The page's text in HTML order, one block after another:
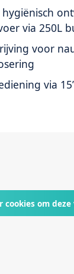
via 250L
voor
via
cookies om